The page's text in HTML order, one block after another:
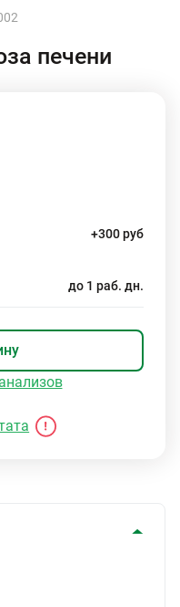
печени
+300 руб
до 1 раб. дн.